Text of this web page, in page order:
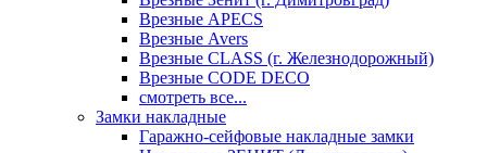
Врезные APECS
Врезные Avers
Врезные CLASS (г. Железнодорожный)
Врезные CODE DECO
смотреть все...
Замки накладные
Гаражно-сейфовые накладные замки